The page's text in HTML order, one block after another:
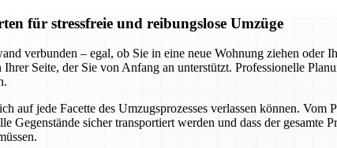
für stressfreie und reibungslose Umzüge
verbunden – egal, ob Sie in eine neue Wohnung ziehen oder
Seite, der Sie von Anfang an unterstützt. Professionelle
auf jede Facette des Umzugsprozesses verlassen können.
Gegenstände sicher transportiert werden und dass der gesamte